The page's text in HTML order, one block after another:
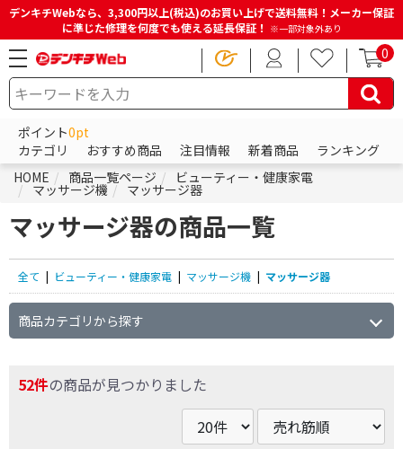
デンキチWebなら、3,300円以上(税込)のお買い上げで送料無料！メーカー保証
に準じた修理を何度でも使える延長保証！ ※一部対象外あり
0
ポイント0pt
カテゴリ
おすすめ商品 注目情報 新着商品
ランキング
HOME
商品一覧ページ ビューティー・健康家電
マッサージ機 マッサージ器
マッサージ器の商品一覧
全て | ビューティー・健康家電 | マッサージ機 | マッサージ器
商品カテゴリから探す
52件の商品が見つかりました